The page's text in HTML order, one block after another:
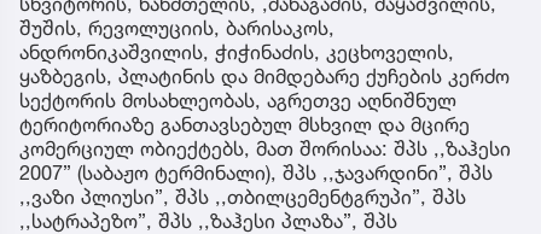
შუშის, რევოლუციის, ბარისაკოს,
ანდრონიკაშვილის, ჭიჭინაძის, კეცხოველის,
ყაზბეგის, პლატინის და მიმდებარე ქუჩების კერძო
სექტორის მოსახლეობას, აგრეთვე აღნიშნულ
ტერიტორიაზე განთავსებულ მსხვილ და მცირე
კომერციულ ობიექტებს, მათ შორისაა: შპს ,,ზაჰესი
2007” (საბაჟო ტერმინალი), შპს ,,ჯავარდინი”, შპს
,,ვაზი პლიუსი”, შპს ,,თბილცემენტგრუპი”, შპს
,,სატრაპეზო”, შპს ,,ზაჰესი პლაზა”, შპს